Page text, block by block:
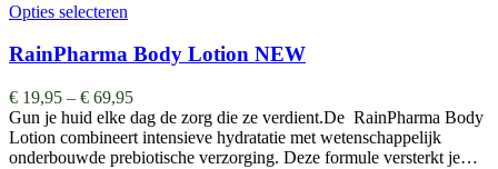
Opties selecteren
RainPharma Body Lotion NEW
€ 19,95 – € 69,95
Gun je huid elke dag de zorg die ze verdient.De RainPharma Body
Lotion combineert intensieve hydratatie met wetenschappelijk
onderbouwde prebiotische verzorging. Deze formule versterkt je…